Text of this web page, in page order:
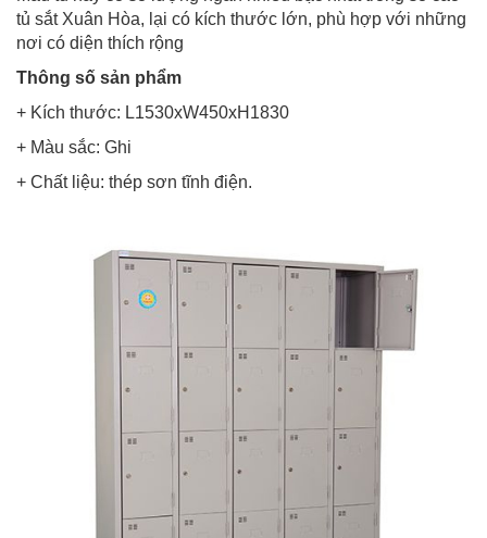
tủ sắt Xuân Hòa, lại có kích thước lớn, phù hợp với những
nơi có diện thích rộng
Thông số sản phẩm
+ Kích thước: L1530xW450xH1830
+ Màu sắc: Ghi
+ Chất liệu: thép sơn tĩnh điện.